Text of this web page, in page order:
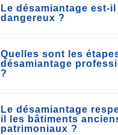
Le désamiantage est-il
dangereux ?
Quelles sont les
désamiantage
?
Le désamiantage
il les bâtiments
patrimoniaux ?